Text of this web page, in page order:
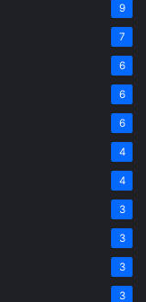
9
7
6
6
6
4
4
3
3
3
3